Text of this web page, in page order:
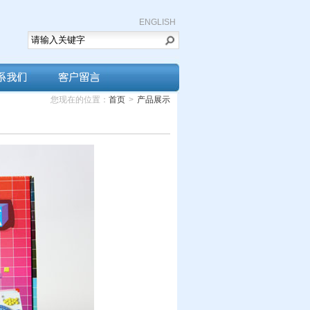
ENGLISH
您现在的位置： 首页 > 产品展示